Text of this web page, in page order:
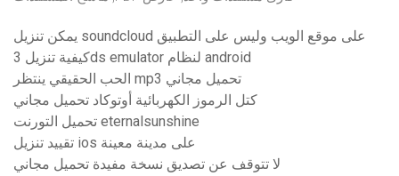
يمكن تنزيل soundcloud على موقع الويب وليس على التطبيق
كيفية تنزيل 3ds emulator لنظام android
الحب الحقيقي ينتظر mp3 تحميل مجاني
كتل الرموز الكهربائية أوتوكاد تحميل مجاني
تحميل التورنت eternalsunshine
تقييد تنزيل ios على مدينة معينة
لا تتوقف عن تصديق نسخة مفيدة تحميل مجاني